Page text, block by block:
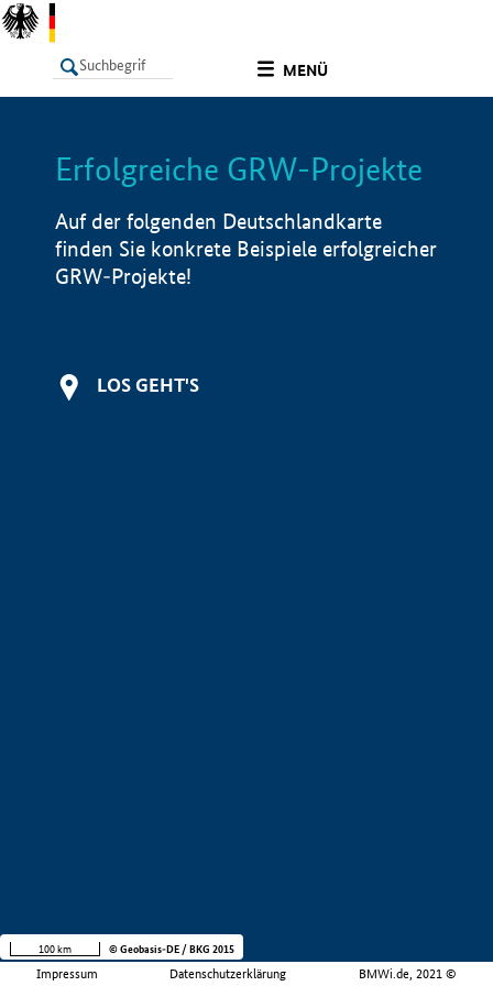
MENÜ
LISTE Info
Erfolgreiche GRW-Projekte
Auf der folgenden Deutschlandkarte
finden Sie konkrete Beispiele erfolgreicher
GRW-Projekte!
LOS GEHT'S
Impressum Datenschutzerklärung BMWi.de, 2021 ©
100 km © Geobasis-DE / BKG 2015